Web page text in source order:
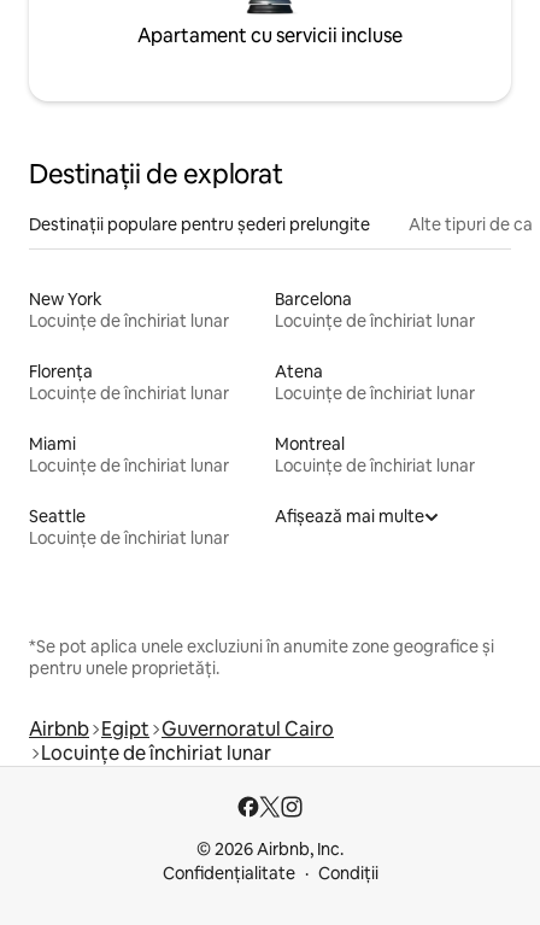
Apartament cu servicii incluse
Destinații de explorat
Destinații populare pentru șederi prelungite Alte tipuri de
New York
Locuințe de închiriat lunar
Barcelona
Locuințe de închiriat lunar
Florența
Locuințe de închiriat lunar
Atena
Locuințe de închiriat lunar
Miami
Locuințe de închiriat lunar
Montreal
Locuințe de închiriat lunar
Seattle
Locuințe de închiriat lunar
Afișează mai multe
*Se pot aplica unele excluziuni în anumite zone geografice și
pentru unele proprietăți.
Airbnb Egipt Guvernoratul Cairo
Locuințe de închiriat lunar
© 2026 Airbnb, Inc.
Confidențialitate
Condiții